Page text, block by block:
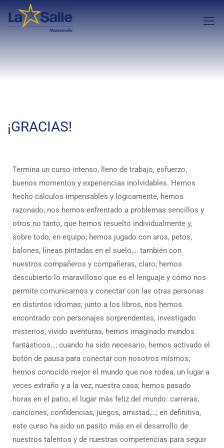
¡GRACIAS!
Termina un curso intenso, lleno de trabajo, esfuerzo,
buenos momentos y experiencias inolvidables. Hemos
hecho cálculos impensables y lógicamente, hemos
razonado; nos hemos enfrentado a problemas sencillos y
otros no tanto, que hemos resuelto individualmente y,
sobre todo, en equipo; hemos jugado con aros, petos,
balones, líneas pintadas en el suelo,… también con
nuestros compañeros y compañeras, claro; hemos
descubierto lo maravilloso que es el lenguaje y cómo nos
permite comunicarnos y conectar con las otras personas
en distintos idiomas; junto a los libros, nos hemos
encontrado con personajes sorprendentes, investigado
misterios, vivido aventuras, hemos imaginado mundos
fantásticos…; cuando ha sido necesario, hemos activado el
botón de pausa para conectar con nosotros mismos;
hemos conocido mejor el mundo que nos rodea, un lugar a
veces extraño y a la vez, nuestra casa; hemos pasado
horas en el patio, el lugar más feliz del mundo: carreras,
canciones, confidencias, juegos, amistad,…; en definitiva,
este curso ha sido un pasito más en el desarrollo de
nuestros talentos y de nuestras competencias para seguir